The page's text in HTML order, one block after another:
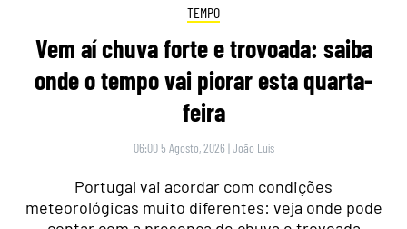
TEMPO
Vem aí chuva forte e trovoada: saiba
onde o tempo vai piorar esta quarta-
feira
06:00 5 Agosto, 2026 |João Luís
Portugal vai acordar com condições
meteorológicas muito diferentes: veja onde pode